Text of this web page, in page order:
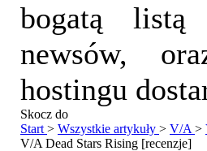
bogatą listą
newsów,
hostingu
Skocz do
Start > Wszystkie artykuły > V/A >
V/A Dead Stars Rising [recenzje]